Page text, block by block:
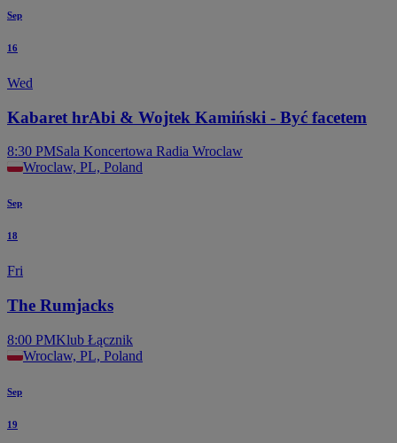
Sep
16
Wed
Kabaret hrAbi & Wojtek Kamiński - Być facetem
8:30 PMSala Koncertowa Radia Wroclaw
Wroclaw, PL, Poland
Sep
18
Fri
The Rumjacks
8:00 PMKlub Łącznik
Wroclaw, PL, Poland
Sep
19